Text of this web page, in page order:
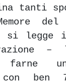
tanti
del
si legge
farne
con ben